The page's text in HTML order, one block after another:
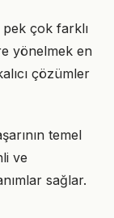
pek çok farklı
yönelmek en
çözümler
temel
ve
sağlar.